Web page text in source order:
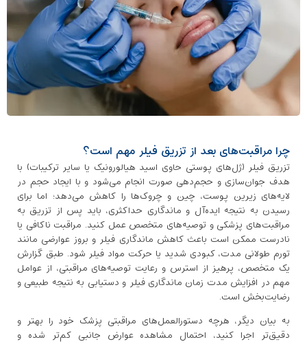
چرا مراقبت‌های بعد از تزریق فیلر مهم است؟
تزریق فیلر (ژل‌های پوستی حاوی اسید هیالورونیک یا سایر ترکیبات) با
هدف جوان‌سازی و حجم‌دهی صورت انجام می‌شود و با ایجاد حجم در
لایه‌های زیرین پوست، چین ‌و چروک‌ها را کاهش می‌دهد؛ اما برای
رسیدن به نتیجه ایده‌آل و ماندگاری حداکثری، باید پس از تزریق به
مراقبت‌های پزشکی و توصیه‌های متخصص عمل کنید. مراقبت ناکافی یا
نادرست ممکن است باعث کاهش ماندگاری فیلر و بروز عوارضی مانند
تورم طولانی ‌مدت، کبودی شدید یا حرکت مواد فیلر شود. طبق گزارش
یک متخصص، پرهیز از استرس و رعایت توصیه‌های مراقبتی، از عوامل
مهم در افزایش مدت زمان ماندگاری فیلر و دستیابی به نتیجه طبیعی و
رضایت‌بخش است.
به بیان دیگر، هرچه دستورالعمل‌های مراقبتی پزشک خود را بهتر و
دقیق‌تر اجرا کنید، احتمال مشاهده عوارض جانبی کم‌تر شده و